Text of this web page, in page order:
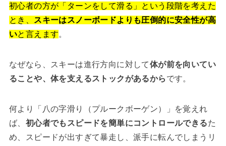
初心者の方が「ターンをして滑る」という段階を考えた
とき、
スキーはスノーボードよりも圧倒的に安全性が高
いと言えます。
なぜなら、スキーは進行方向に対して体が前を向いてい
ることや、体を支えるストックがあるから です。
何より「八の字滑り（プルークボーゲン）」を覚えれ
ば、 初心者でもスピードを簡単にコントロールできるた
め、スピードが出すぎて暴走し、派手に転んでしまうリ